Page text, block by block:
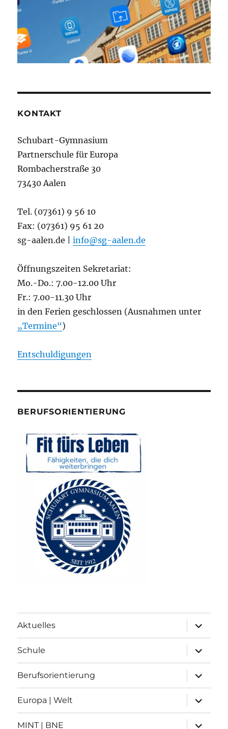
KONTAKT
Schubart-Gymnasium
Partnerschule für Europa
Rombacherstraße 30
73430 Aalen
Tel. (07361) 9 56 10
Fax: (07361) 95 61 20
sg-aalen.de |info@sg-aalen.de
Öffnungszeiten Sekretariat:
Mo.-Do.: 7.00-12.00 Uhr
Fr.: 7.00-11.30 Uhr
in den Ferien geschlossen (Ausnahmen unter
„Termine“)
Entschuldigungen
BERUFSORIENTIERUNG
Aktuelles
anzeigen
Schule
anzeigen
Berufsorientierung
anzeigen
Europa | Welt
anzeigen
MINT | BNE